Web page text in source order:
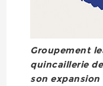
Groupement
quincaillerie
son